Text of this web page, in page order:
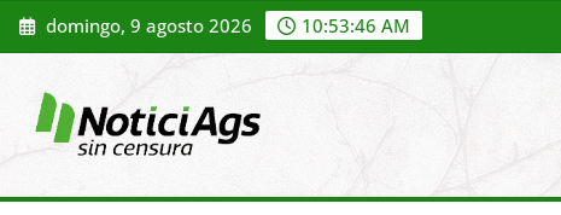
Saltar
al
domingo, 9 agosto 2026 10:53:47 AM